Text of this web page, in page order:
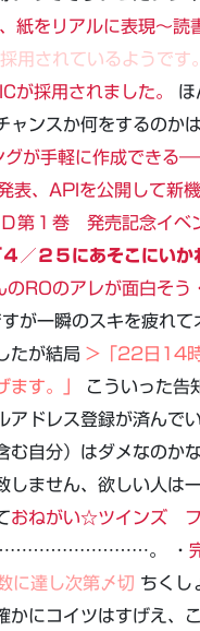
紙をリアルに表現～読
用されているようです
が採用されました。
ほ
ャンスか何をするのか
グが手軽に作成でき
表、APIを公開して新
第１巻 発売記念イ
４／２５にあそこにい
ROのアレが面白そう
が一瞬のスキを疲れて
たが結局 >「22日14時
す。」
こういった告
ドレス登録が済んで
む自分）はダメなのか
しません、欲しい人は
おねがい☆ツインズ フ
…………………………。 ・
に達し次第〆切 ちくし
かにコイツはすげえ、